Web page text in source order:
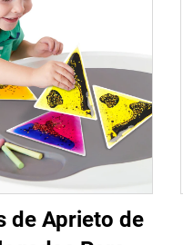
de Aprieto de